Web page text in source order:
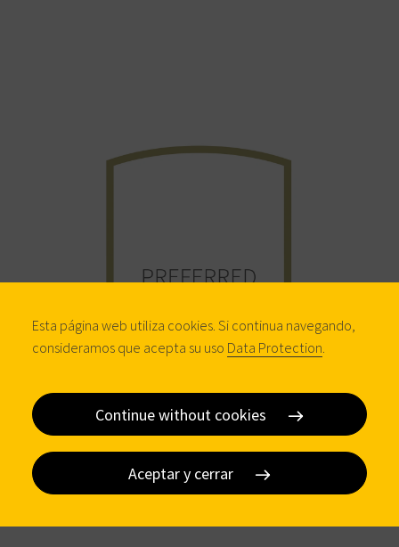
Esta página web utiliza cookies. Si continua navegando,
consideramos que acepta su uso Data Protection
Continue without cookies
Aceptar y cerrar